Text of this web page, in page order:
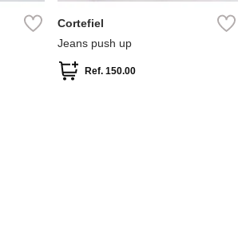
Cortefiel
Jeans push up
Ref. 150.00